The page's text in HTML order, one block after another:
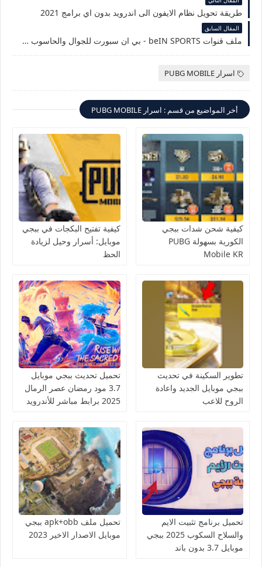
طريقة تحويل نظام الايفون الى اندرويد بدون اي برامج 2021
المقال السابق
ملف قنوات beIN SPORTS - بي ان سبورت للجوال والحاسوب مجانا شاهد الكلاسيكو
اسرار PUBG MOBILE
أخر المواضيع من قسم : اسرار PUBG MOBILE
كيفية شحن شدات ببجي
الكورية بسهولة PUBG
Mobile KR
كيفية تفتيح البكجات في ببجي
موبايل: أسرار وحيل لزيادة
الحظ
تطوير السكينة في تحديث
ببجي موبايل الجديد واعادة
الروح للاعب
تحميل تحديث ببجي موبايل
3.7 مود رمضان عصر الرمال
2025 برابط مباشر للأندرويد
تحميل برنامج تثبيت الايم
والسلاح السكوب 2025 ببجي
موبايل 3.7 بدون باند
تحميل ملف apk+obb ببجي
موبايل الاصدار الاخير 2023